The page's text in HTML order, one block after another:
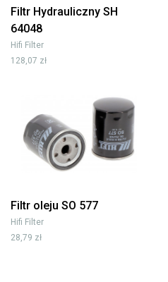
Filtr Hydrauliczny SH
64048
Hifi Filter
128,07 zł
Filtr oleju SO 577
Hifi Filter
28,79 zł